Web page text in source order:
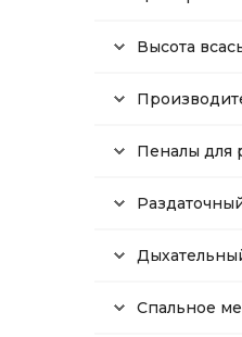
Высота
Пеналы для
Спальное